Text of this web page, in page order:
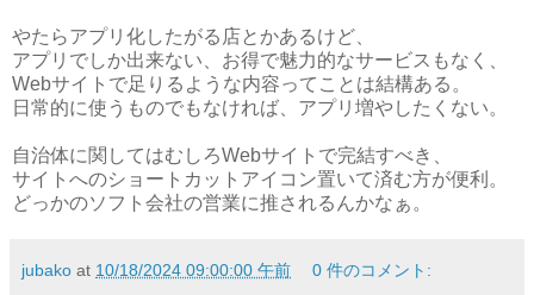
やたらアプリ化したがる店とかあるけど、
アプリでしか出来ない、お得で魅力的なサービスもなく、
Webサイトで足りるような内容ってことは結構ある。
日常的に使うものでもなければ、アプリ増やしたくない。
自治体に関してはむしろWebサイトで完結すべき、
サイトへのショートカットアイコン置いて済む方が便利。
どっかのソフト会社の営業に推されるんかなぁ。
jubako at 10/18/2024 09:00:00 午前 0 件のコメント: